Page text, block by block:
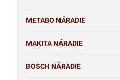
METABO NÁRADIE
MAKITA NÁRADIE
BOSCH NÁRADIE